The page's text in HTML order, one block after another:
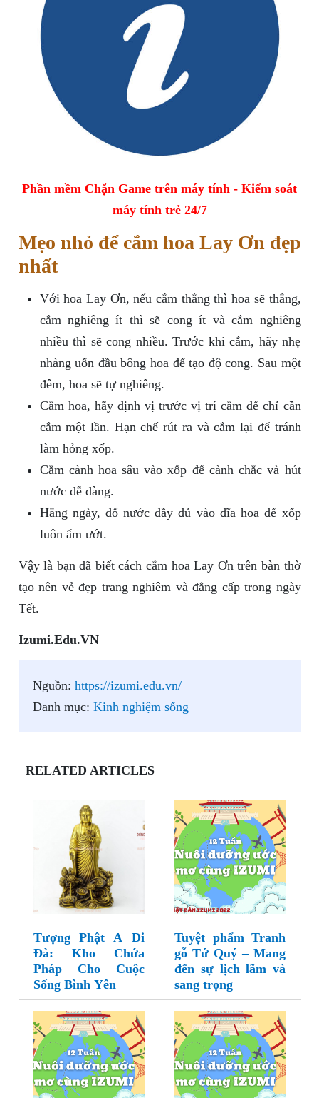
Phần mềm Chặn Game trên máy tính - Kiểm soát
máy tính trẻ 24/7
Mẹo nhỏ để cắm hoa Lay Ơn đẹp
nhất
Với hoa Lay Ơn, nếu cắm thẳng thì hoa sẽ thẳng,
cắm nghiêng ít thì sẽ cong ít và cắm nghiêng
nhiều thì sẽ cong nhiều. Trước khi cắm, hãy nhẹ
nhàng uốn đầu bông hoa để tạo độ cong. Sau một
đêm, hoa sẽ tự nghiêng.
Cắm hoa, hãy định vị trước vị trí cắm để chỉ cần
cắm một lần. Hạn chế rút ra và cắm lại để tránh
làm hỏng xốp.
Cắm cành hoa sâu vào xốp để cành chắc và hút
nước dễ dàng.
Hằng ngày, đổ nước đầy đủ vào đĩa hoa để xốp
luôn ẩm ướt.
Vậy là bạn đã biết cách cắm hoa Lay Ơn trên bàn thờ
tạo nên vẻ đẹp trang nghiêm và đẳng cấp trong ngày
Tết.
Izumi.Edu.VN
Nguồn: https://izumi.edu.vn/
Danh mục: Kinh nghiệm sống
RELATED ARTICLES
Tượng Phật A Di
Đà: Kho Chứa
Pháp Cho Cuộc
Sống Bình Yên
Tuyệt phẩm Tranh
gỗ Tứ Quý – Mang
đến sự lịch lãm và
sang trọng